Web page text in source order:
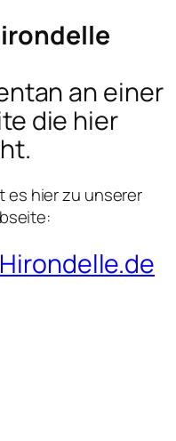
an einer
die hier
es hier zu unserer